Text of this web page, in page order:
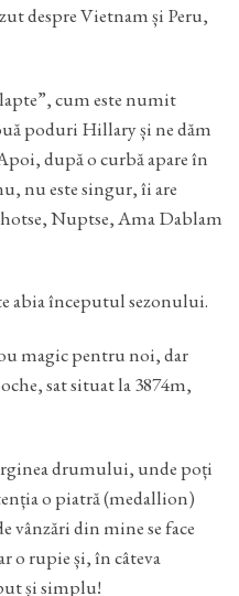
despre Vietnam și Peru,
cum este numit
poduri Hillary și ne dăm
după o curbă apare în
nu este singur, îi are
Nuptse, Ama Dablam
abia începutul sezonului.
magic pentru noi, dar
sat situat la 3874m,
drumului, unde poți
o piatră (medallion)
vânzări din mine se face
o rupie și, în câteva
și simplu!